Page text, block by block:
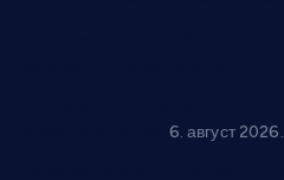
6. август 2026.